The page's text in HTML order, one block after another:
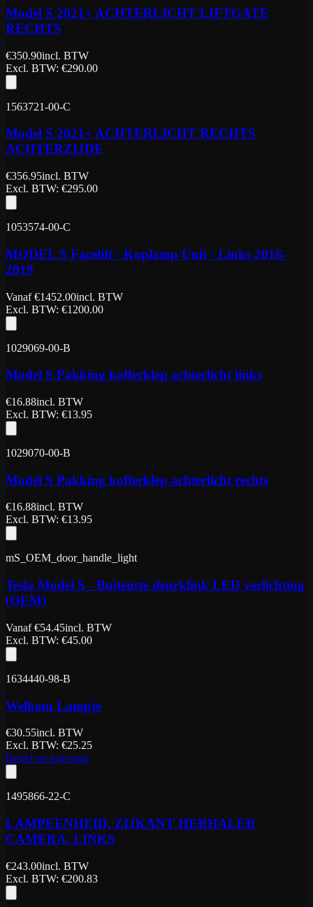
Model S 2021+ ACHTERLICHT LIFTGATE
RECHTS
€350.90incl. BTW
Excl. BTW: €290.00
1563721-00-C
Model S 2021+ ACHTERLICHT RECHTS
ACHTERZIJDE
€356.95incl. BTW
Excl. BTW: €295.00
1053574-00-C
MODEL S Facelift - Koplamp Unit - Links 2016-
2019
Vanaf€1452.00incl. BTW
Excl. BTW: €1200.00
1029069-00-B
Model S Pakking kofferklep achterlicht links
€16.88incl. BTW
Excl. BTW: €13.95
1029070-00-B
Model S Pakking kofferklep achterlicht rechts
€16.88incl. BTW
Excl. BTW: €13.95
mS_OEM_door_handle_light
Tesla Model S - Buitenste deurklink LED verlichting
(OEM)
Vanaf€54.45incl. BTW
Excl. BTW: €45.00
1634440-98-B
Welkom Lampje
€30.55incl. BTW
Excl. BTW: €25.25
Bestel op aanvraag
1495866-22-C
LAMPEENHEID, ZIJKANT HERHALER
CAMERA, LINKS
€243.00incl. BTW
Excl. BTW: €200.83